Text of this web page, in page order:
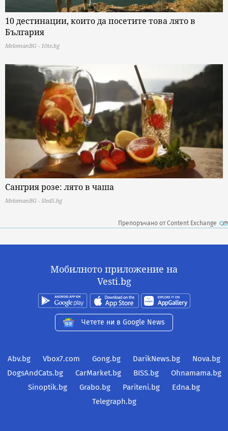
10 дестинации, които да посетите това лято в
България
MelomanBG - 10te.bg
Сангрия розе: лято в чаша
MelomanBG - Sled5.bg
Препоръчано от Content Exchange
Мобилното приложение на
Vesti.bg
Четете ни в Google News
Abv.bg Vbox7.com Gong.bg DarikNews.bg
Nova.bg
DogsAndCats.bg
CarMarket.bg BISS.bg
Ohnamama.bg
Sinoptik.bg
Grabo.bg Pariteni.bg
Edna.bg
Telegraph.bg